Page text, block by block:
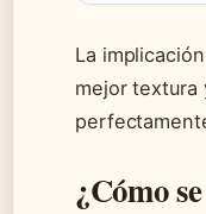
La
mejor textura
¿Cómo